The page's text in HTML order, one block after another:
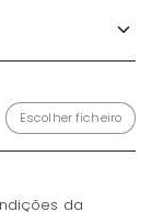
Escolher ficheiro
da